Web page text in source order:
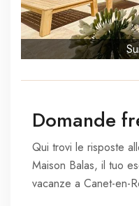
Domande
Qui trovi le risposte
Maison Balas, il tuo
vacanze a Canet-en-